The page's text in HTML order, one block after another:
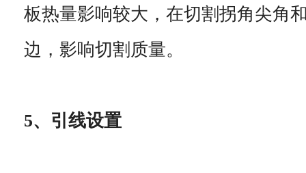
板热量影响较大，在切割拐角尖角
边，影响切割质量。
5、引线设置